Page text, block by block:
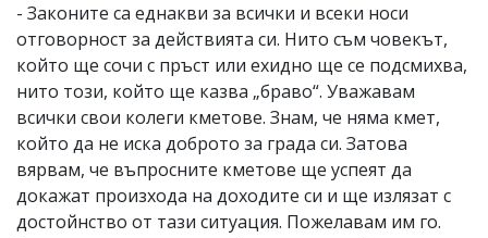
- Законите са еднакви за всички и всеки носи
отговорност за действията си. Нито съм човекът,
който ще сочи с пръст или ехидно ще се подсмихва,
нито този, който ще казва „браво“. Уважавам
всички свои колеги кметове. Знам, че няма кмет,
който да не иска доброто за града си. Затова
вярвам, че въпросните кметове ще успеят да
докажат произхода на доходите си и ще излязат с
достойнство от тази ситуация. Пожелавам им го.